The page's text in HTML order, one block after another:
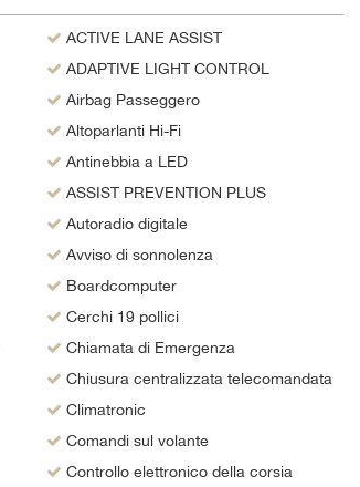
ACTIVE LANE ASSIST
ADAPTIVE LIGHT CONTROL
Airbag Passeggero
Altoparlanti Hi-Fi
Antinebbia a LED
ASSIST PREVENTION PLUS
Autoradio digitale
Avviso di sonnolenza
Boardcomputer
Cerchi 19 pollici
Chiamata di Emergenza
Chiusura centralizzata telecomandata
Climatronic
Comandi sul volante
Controllo elettronico della corsia